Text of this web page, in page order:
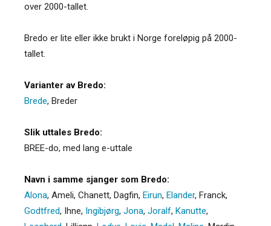
over 2000-tallet.
Bredo er lite eller ikke brukt i Norge foreløpig på 2000-
tallet.
Varianter av Bredo:
Brede, Breder
Slik uttales Bredo:
BREE-do, med lang e-uttale
Navn i samme sjanger som Bredo:
Alona, Ameli, Chanett, Dagfin, Eirun, Elander, Franck,
Godtfred, Ihne, Ingibjørg, Jona, Joralf, Kanutte,